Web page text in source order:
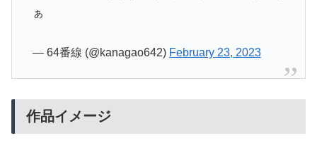
ぁ
— 64番線 (@kanagao642) February 23, 2023
作品イメージ